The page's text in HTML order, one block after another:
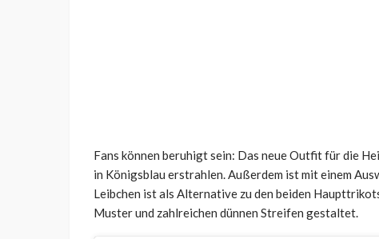
Fans können beruhigt sein: Das neue Outfit für die
in Königsblau erstrahlen. Außerdem ist mit einem
Leibchen ist als Alternative zu den beiden
Muster und zahlreichen dünnen Streifen gestaltet.